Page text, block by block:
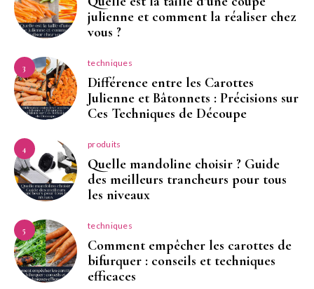
julienne et comment la réaliser chez
vous ?
3 techniques
Différence entre les Carottes
Julienne et Bâtonnets : Précisions sur
Ces Techniques de Découpe
4 produits
Quelle mandoline choisir ? Guide
des meilleurs trancheurs pour tous
les niveaux
5 techniques
Comment empêcher les carottes de
bifurquer : conseils et techniques
efficaces